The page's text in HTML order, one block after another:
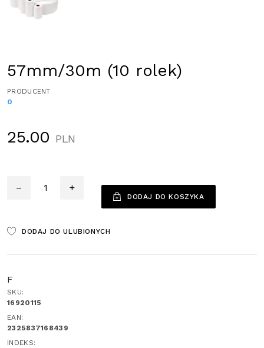
57mm/30m (10 rolek)
PRODUCENT
0
25.00 PLN
– +
DODAJ DO KOSZYKA
DODAJ DO ULUBIONYCH
F
SKU:
16920115
EAN:
2325837168439
INDEKS: